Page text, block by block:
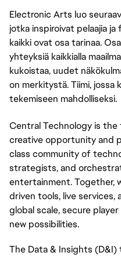
Electronic Arts luo
jotka inspiroivat pelaajia ja
kaikki ovat osa tarinaa.
yhteyksiä kaikkialla
kukoistaa, uudet
on merkitystä. Tiimi, jossa
tekemiseen mahdolliseksi.
Central Technology is
creative opportunity and
class community of
strategists, and
entertainment. Together,
driven tools, live
global scale, secure
new possibilities.
The Data & Insights